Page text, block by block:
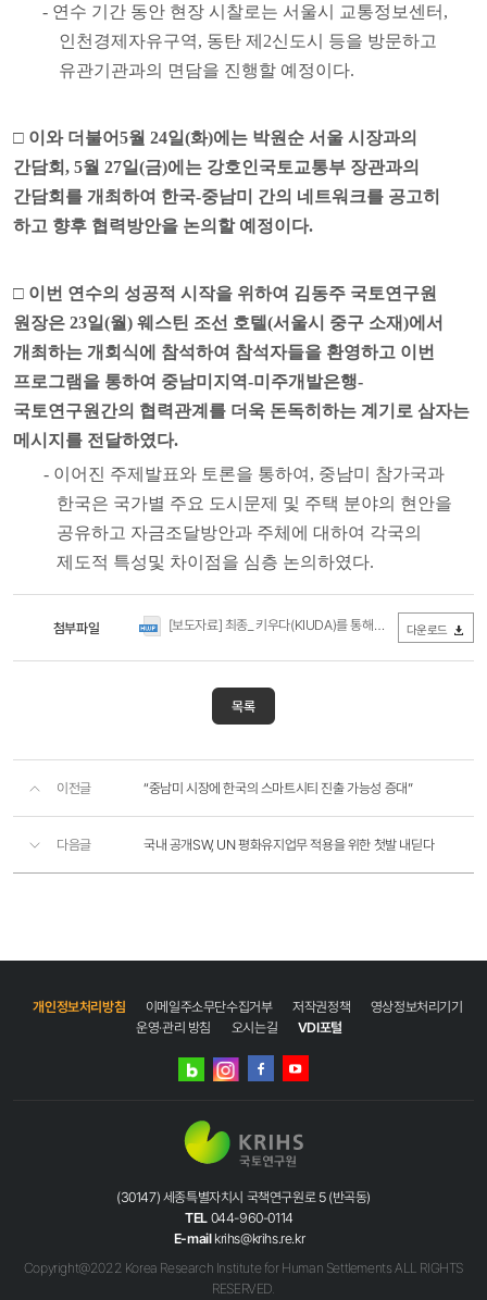
- 연수 기간 동안 현장 시찰로는 서울시 교통정보센터 ,
인천경제자유구역, 동탄 제 2신도시 등을 방문하고
유관기관과의 면담을 진행할 예정이다.
□ 이와 더불어5월 24일(화)에는 박원순 서울 시장과의
간담회 , 5월 27일(금)에는 강호인국토교통부 장관과의
간담회를 개최하여 한국-중남미 간의 네트워크를 공고히
하고 향후 협력방안을 논의할 예정이다.
□ 이번 연수의 성공적 시작을 위하여 김동주 국토연구원
원장은 23일(월) 웨스틴 조선 호텔(서울시 중구 소재)에서
개최하는 개회식에 참석하여 참석자들을 환영하고 이번
프로그램을 통하여 중남미지역-미주개발은행-
국토연구원간의 협력관계를 더욱 돈독히하는 계기로 삼자는
메시지를 전달하였다.
- 이어진 주제발표와 토론을 통하여 , 중남미 참가국과
한국은 국가별 주요 도시문제 및 주택 분야의 현안을
공유하고 자금조달방안과 주체에 대하여 각국의
제도적 특성및 차이점을 심층 논의하였다.
첨부파일 [보도자료] 최종_ 키우다(KIUDA)를 통해 한국-중남미 역량, 잠재력, 새로운 시장을 키운다.hwp 다운로드
목록
이전글 “중남미 시장에 한국의 스마트시티 진출 가능성 증대”
다음글 국내 공개SW, UN 평화유지업무 적용을 위한 첫발 내딛다
개인정보처리방침 이메일주소무단수집거부 저작권정책
영상정보처리기기
운영·관리 방침
오시는길 VDI포털
네이버
인스타그램
(30147) 세종특별자치시 국책연구원로 5 (반곡동)
TEL 044-960-0114
E-mail krihs@krihs.re.kr
Copyright@2022 Korea Research Institute for Human Settlements ALL RIGHTS
RESERVED.